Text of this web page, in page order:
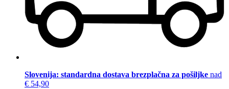
Slovenija: standardna dostava brezplačna za pošiljke nad
€ 54,90